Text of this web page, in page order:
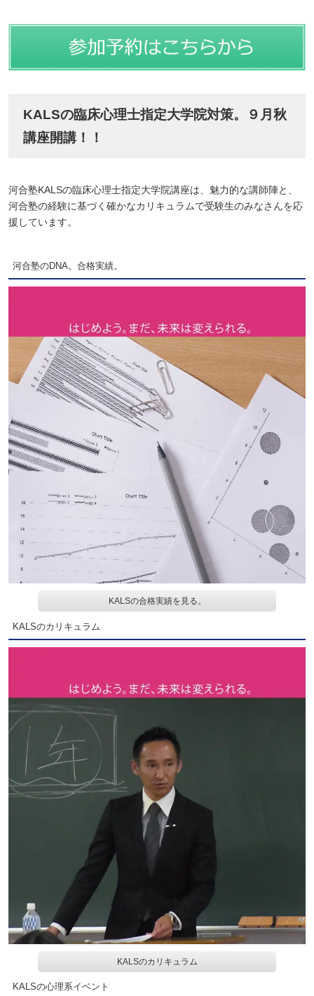
KALSの臨床心理士指定大学院対策。９月秋
講座開講！！
河合塾KALSの臨床心理士指定大学院講座は、魅力的な講師陣と、
河合塾の経験に基づく確かなカリキュラムで受験生のみなさんを応
援しています。
河合塾のDNA。合格実績。
KALSの合格実績を見る。
KALSのカリキュラム
KALSのカリキュラム
KALSの心理系イベント